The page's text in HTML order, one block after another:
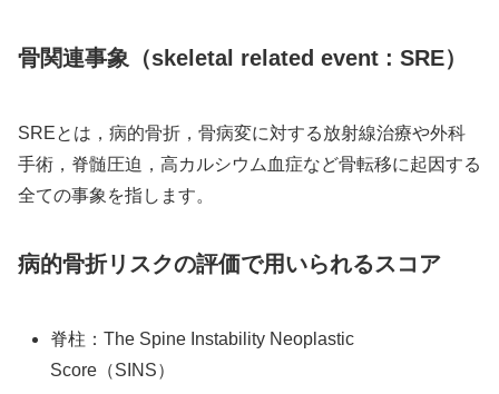
骨関連事象（skeletal related event : SRE）
SREとは，病的骨折，骨病変に対する放射線治療や外科
手術，脊髄圧迫，高カルシウム血症など骨転移に起因する
全ての事象を指します。
病的骨折リスクの評価で用いられるスコア
脊柱：The Spine Instability Neoplastic
Score（SINS）